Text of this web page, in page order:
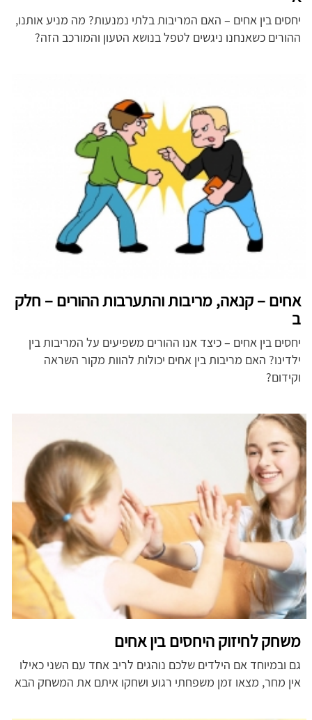
יחסים בין אחים – האם המריבות בלתי נמנעות? מה מניע אותנו,
ההורים כשאנחנו ניגשים לטפל בנושא הטעון והמורכב הזה?
אחים – קנאה, מריבות והתערבות ההורים – חלק
ב
יחסים בין אחים – כיצד אנו ההורים משפיעים על המריבות בין
ילדינו? האם מריבות בין אחים יכולות להוות מקור השראה
וקידום?
משחק לחיזוק היחסים בין אחים
גם ובמיוחד אם הילדים שלכם נוהגים לריב אחד עם השני כאילו
אין מחר, מצאו זמן משפחתי רגוע ושחקו איתם את המשחק הבא